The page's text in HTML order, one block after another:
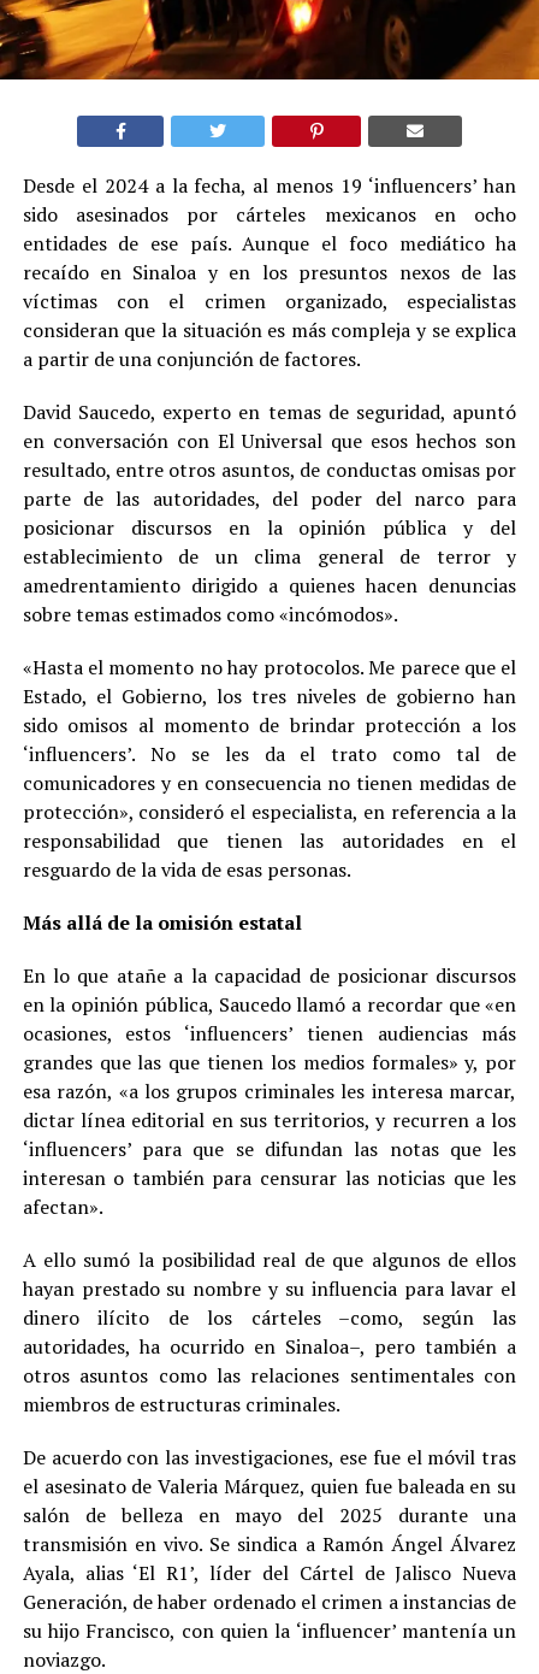
Desde el 2024 a la fecha, al menos 19 ‘influencers’ han
sido asesinados por cárteles mexicanos en ocho
entidades de ese país. Aunque el foco mediático ha
recaído en Sinaloa y en los presuntos nexos de las
víctimas con el crimen organizado, especialistas
consideran que la situación es más compleja y se explica
a partir de una conjunción de factores.
David Saucedo, experto en temas de seguridad, apuntó
en conversación con El Universal que esos hechos son
resultado, entre otros asuntos, de conductas omisas por
parte de las autoridades, del poder del narco para
posicionar discursos en la opinión pública y del
establecimiento de un clima general de terror y
amedrentamiento dirigido a quienes hacen denuncias
sobre temas estimados como «incómodos».
«Hasta el momento no hay protocolos. Me parece que el
Estado, el Gobierno, los tres niveles de gobierno han
sido omisos al momento de brindar protección a los
‘influencers’. No se les da el trato como tal de
comunicadores y en consecuencia no tienen medidas de
protección», consideró el especialista, en referencia a la
responsabilidad que tienen las autoridades en el
resguardo de la vida de esas personas.
Más allá de la omisión estatal
En lo que atañe a la capacidad de posicionar discursos
en la opinión pública, Saucedo llamó a recordar que «en
ocasiones, estos ‘influencers’ tienen audiencias más
grandes que las que tienen los medios formales» y, por
esa razón, «a los grupos criminales les interesa marcar,
dictar línea editorial en sus territorios, y recurren a los
‘influencers’ para que se difundan las notas que les
interesan o también para censurar las noticias que les
afectan».
A ello sumó la posibilidad real de que algunos de ellos
hayan prestado su nombre y su influencia para lavar el
dinero ilícito de los cárteles –como, según las
autoridades, ha ocurrido en Sinaloa–, pero también a
otros asuntos como las relaciones sentimentales con
miembros de estructuras criminales.
De acuerdo con las investigaciones, ese fue el móvil tras
el asesinato de Valeria Márquez, quien fue baleada en su
salón de belleza en mayo del 2025 durante una
transmisión en vivo. Se sindica a Ramón Ángel Álvarez
Ayala, alias ‘El R1’, líder del Cártel de Jalisco Nueva
Generación, de haber ordenado el crimen a instancias de
su hijo Francisco, con quien la ‘influencer’ mantenía un
noviazgo.